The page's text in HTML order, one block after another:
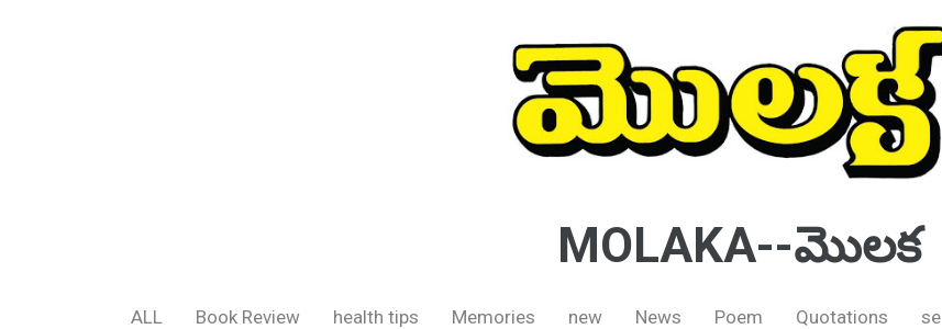
MOLAKA--మొలక
ALL Book Review health tips Memories new News Poem Quotations se